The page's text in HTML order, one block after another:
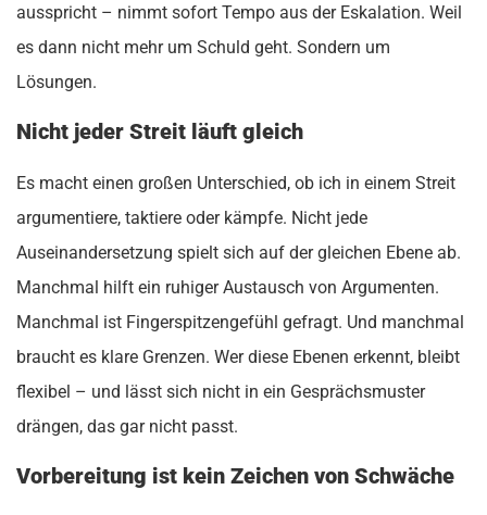
ausspricht – nimmt sofort Tempo aus der Eskalation. Weil
es dann nicht mehr um Schuld geht. Sondern um
Lösungen.
Nicht jeder Streit läuft gleich
Es macht einen großen Unterschied, ob ich in einem Streit
argumentiere, taktiere oder kämpfe. Nicht jede
Auseinandersetzung spielt sich auf der gleichen Ebene ab.
Manchmal hilft ein ruhiger Austausch von Argumenten.
Manchmal ist Fingerspitzengefühl gefragt. Und manchmal
braucht es klare Grenzen. Wer diese Ebenen erkennt, bleibt
flexibel – und lässt sich nicht in ein Gesprächsmuster
drängen, das gar nicht passt.
Vorbereitung ist kein Zeichen von Schwäche